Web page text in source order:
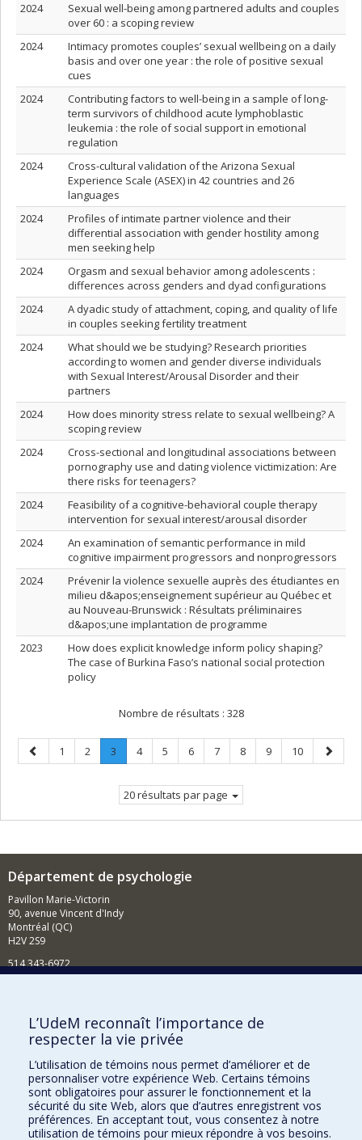
2024
Sexual well-being among partnered adults and couples
over 60 : a scoping review
2024
Intimacy promotes couples’ sexual wellbeing on a daily
basis and over one year : the role of positive sexual
cues
2024
Contributing factors to well-being in a sample of long-
term survivors of childhood acute lymphoblastic
leukemia : the role of social support in emotional
regulation
2024
Cross-cultural validation of the Arizona Sexual
Experience Scale (ASEX) in 42 countries and 26
languages
2024
Profiles of intimate partner violence and their
differential association with gender hostility among
men seeking help
2024
Orgasm and sexual behavior among adolescents :
differences across genders and dyad configurations
2024
A dyadic study of attachment, coping, and quality of life
in couples seeking fertility treatment
2024
What should we be studying? Research priorities
according to women and gender diverse individuals
with Sexual Interest/Arousal Disorder and their
partners
2024
How does minority stress relate to sexual wellbeing? A
scoping review
2024
Cross-sectional and longitudinal associations between
pornography use and dating violence victimization: Are
there risks for teenagers?
2024
Feasibility of a cognitive-behavioral couple therapy
intervention for sexual interest/arousal disorder
2024
An examination of semantic performance in mild
cognitive impairment progressors and nonprogressors
2024
Prévenir la violence sexuelle auprès des étudiantes en
milieu d&apos;enseignement supérieur au Québec et
au Nouveau-Brunswick : Résultats préliminaires
d&apos;une implantation de programme
2023
How does explicit knowledge inform policy shaping?
The case of Burkina Faso’s national social protection
policy
Nombre de résultats : 328
Page
précédente
Page
1 Page
2 Page
3
Page
Page
4 Page
5 Page
6 Page
7 Page
8 Page
9 Page
10
Page
20 résultats par page
Département de psychologie
Pavillon Marie-Victorin
90, avenue Vincent d'Indy
Montréal (QC)
H2V 2S9
514 343-6972
Comment soutenir le Département?
BESOIN D'AIDE?
Plan du site
Signaler une erreur
Accessibilité
L’UdeM reconnaît l’importance de
respecter la vie privée
L’utilisation de témoins nous permet d’améliorer et de
personnaliser votre expérience Web. Certains témoins
sont obligatoires pour assurer le fonctionnement et la
sécurité du site Web, alors que d’autres enregistrent vos
préférences. En acceptant tout, vous consentez à notre
utilisation de témoins pour mieux répondre à vos besoins.